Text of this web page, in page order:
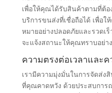
เพื่อให้คุณได้รับสินค้าตามที่ต้อ
บริการขนส่งที่เชื่อถือได้ เพื่อ
หมายอย่างปลอดภัยและรวดเ
จะแจ้งสถานะให้คุณทราบอย่า
ความตรงต่อเวลาและค
เรามีความมุ่งมั่นในการจัดส่ง
ที่คุณคาดหวัง ด้วยประสบการ